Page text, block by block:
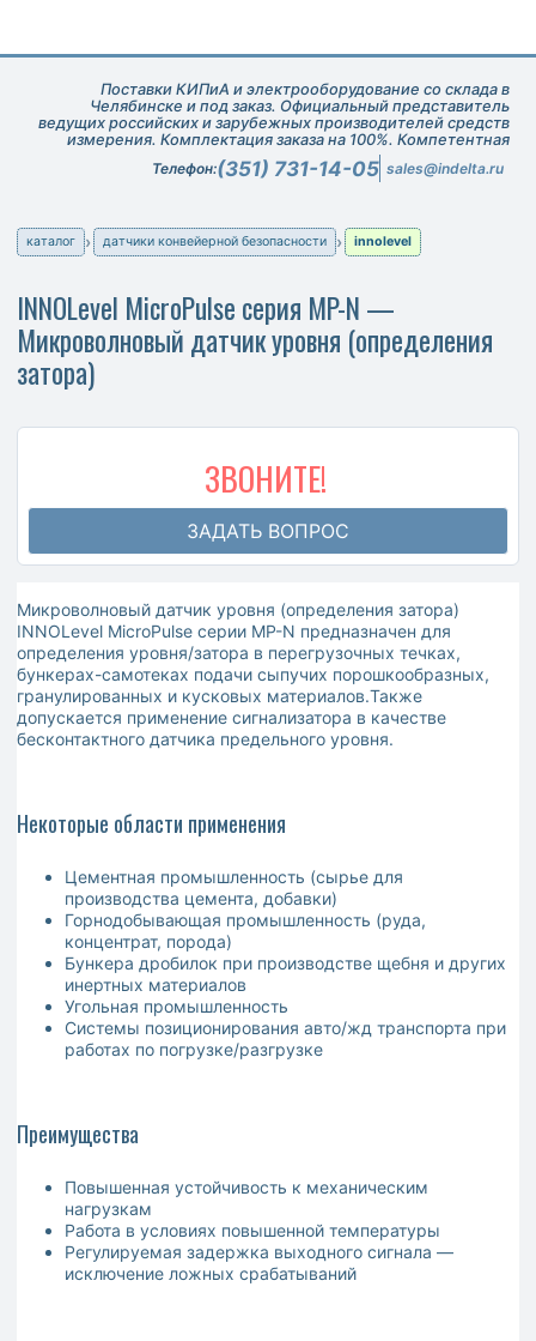
Поставки КИПиА и электрооборудование со склада в
Челябинске и под заказ. Официальный представитель
ведущих российских и зарубежных производителей средств
измерения. Комплектация заказа на 100%. Компетентная
техническая поддержка при подборе оборудования.
Телефон:(351) 731-14-05 sales@indelta.ru
каталог датчики конвейерной безопасности innolevel
INNOLevel MicroPulse серия MP-N —
Микроволновый датчик уровня (определения
затора)
ЗВОНИТЕ!
ЗАДАТЬ ВОПРОС
Микроволновый датчик уровня (определения затора)
INNOLevel MicroPulse серии MP-N предназначен для
определения уровня/затора в перегрузочных течках,
бункерах-самотеках подачи сыпучих порошкообразных,
гранулированных и кусковых материалов.Также
допускается применение сигнализатора в качестве
бесконтактного датчика предельного уровня.
Некоторые области применения
Цементная промышленность (сырье для
производства цемента, добавки)
Горнодобывающая промышленность (руда,
концентрат, порода)
Бункера дробилок при производстве щебня и других
инертных материалов
Угольная промышленность
Системы позиционирования авто/жд транспорта при
работах по погрузке/разгрузке
Преимущества
Повышенная устойчивость к механическим
нагрузкам
Работа в условиях повышенной температуры
Регулируемая задержка выходного сигнала —
исключение ложных срабатываний